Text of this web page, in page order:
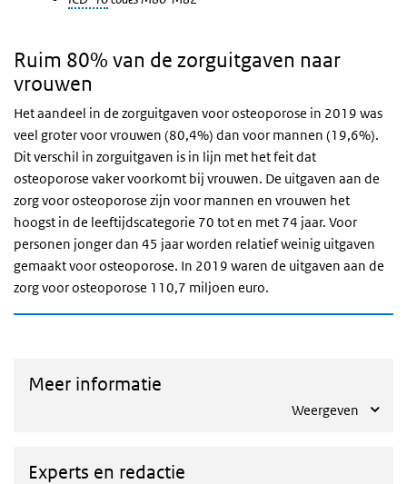
Ruim 80% van de zorguitgaven naar
vrouwen
Het aandeel in de zorguitgaven voor osteoporose in 2019 was
veel groter voor vrouwen (80,4%) dan voor mannen (19,6%).
Dit verschil in zorguitgaven is in lijn met het feit dat
osteoporose vaker voorkomt bij vrouwen. De uitgaven aan de
zorg voor osteoporose zijn voor mannen en vrouwen het
hoogst in de leeftijdscategorie 70 tot en met 74 jaar. Voor
personen jonger dan 45 jaar worden relatief weinig uitgaven
gemaakt voor osteoporose. In 2019 waren de uitgaven aan de
zorg voor osteoporose 110,7 miljoen euro.
Meer informatie
Weergeven
Experts en redactie